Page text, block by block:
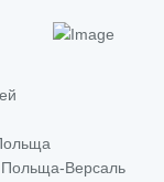
Версаль